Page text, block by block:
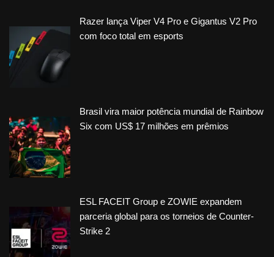
Razer lança Viper V4 Pro e Gigantus V2 Pro
com foco total em esports
Brasil vira maior potência mundial de Rainbow
Six com US$ 17 milhões em prêmios
ESL FACEIT Group e ZOWIE expandem
parceria global para os torneios de Counter-
Strike 2